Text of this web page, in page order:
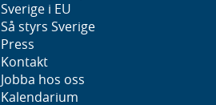
Sverige i EU
Så styrs Sverige
Press
Kontakt
Jobba hos oss
Kalendarium